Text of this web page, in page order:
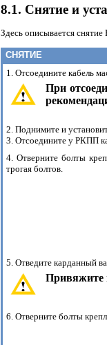
8.1. Снятие и
Здесь описывается
СНЯТИЕ
1. Отсоедините кабель
При
2. Поднимите и
3. Отсоедините у РКПП
4. Отверните болты
трогая болтов.
5. Отведите карданный
Привяжите
6. Отверните болты